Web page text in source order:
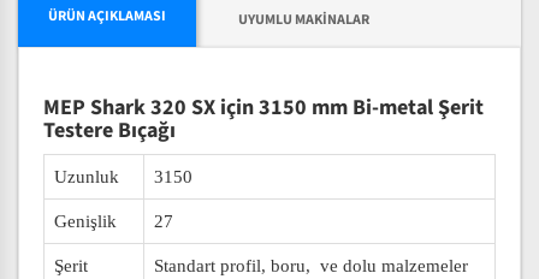
ÜRÜN AÇIKLAMASI UYUMLU MAKINALAR
MEP Shark 320 SX için 3150 mm Bi-metal Şerit
Testere Bıçağı
Uzunluk 3150
Genişlik 27
Şerit
Standart profil, boru, ve dolu malzemeler